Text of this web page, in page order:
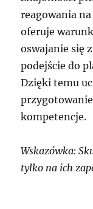
reagowania
oferuje
oswajanie się
podejście do
Dzięki temu
kompetencje.
Wskazówka:
tylko na ich